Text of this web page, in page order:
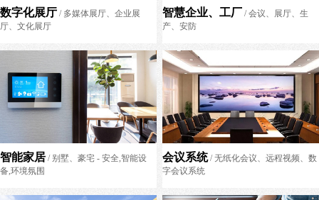
数字化展厅 / 多媒体展厅、企业展
厅、文化展厅
智慧企业、工厂 / 会议、展厅、生
产、安防
智能家居 / 别墅、豪宅 - 安全,智能设
备,环境氛围
会议系统/ 无纸化会议、远程视频、数
字会议系统